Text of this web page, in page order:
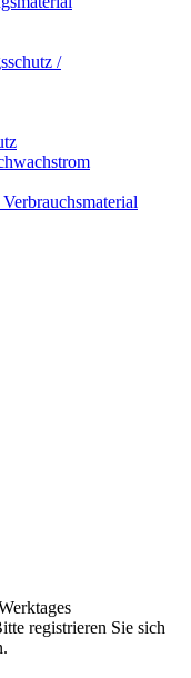
/
registrieren Sie sich